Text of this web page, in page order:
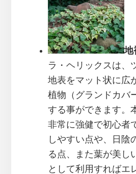
地
ラ・ヘリックスは、
地表をマット状に広
植物（グランドカバ
する事ができます。
非常に強健で初心者
しやすい点や、日陰
る点、また葉が美し
として利用すればエ